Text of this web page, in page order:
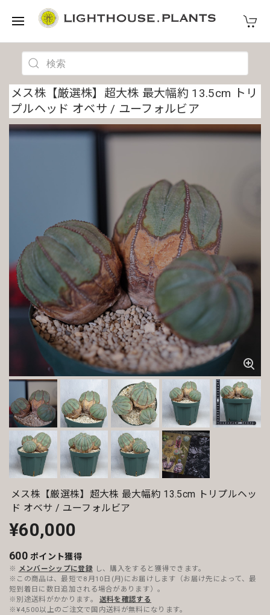
メス株【厳選株】超大株 最大幅約 13.5cm トリ
プルヘッド オベサ / ユーフォルビア
メス株【厳選株】超大株 最大幅約 13.5cm トリプルヘッ
ド オベサ / ユーフォルビア
¥60,000
600 ポイント獲得
※ メンバーシップに登録 し、購入をすると獲得できます。
※この商品は、最短で8月10日(月)にお届けします（お届け先によって、最
短到着日に数日追加される場合があります）。
※別途送料がかかります。
送料を確認する
※¥4,500以上のご注文で国内送料が無料になります。